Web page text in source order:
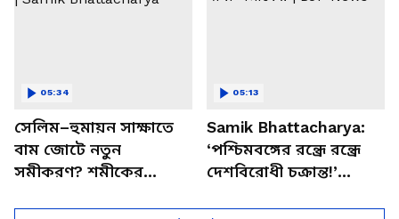
সেলিম–হুমায়ন সাক্ষাতে
বাম জোটে নতুন
সমীকরণ? শমীকের
05:34
Samik Bhattacharya:
‘পশ্চিমবঙ্গের রন্ধ্রে রন্ধ্রে
দেশবিরোধী চক্রান্ত!’
05:13